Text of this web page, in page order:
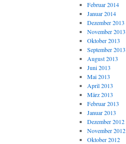
Februar 2014
Januar 2014
Dezember 2013
November 2013
Oktober 2013
September 2013
August 2013
Juni 2013
Mai 2013
April 2013
März 2013
Februar 2013
Januar 2013
Dezember 2012
November 2012
Oktober 2012